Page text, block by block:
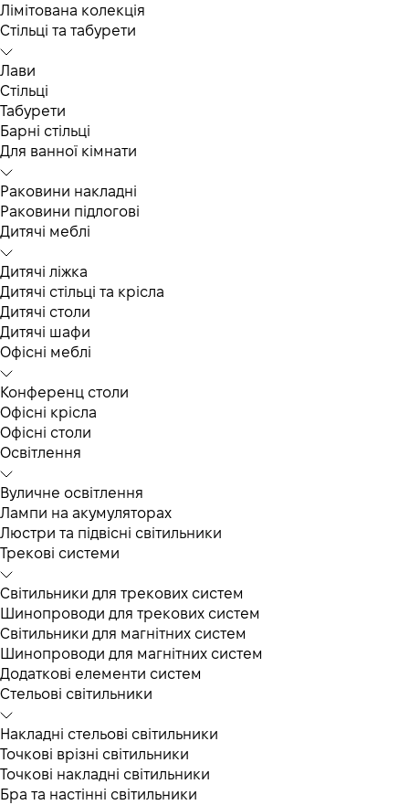
Лімітована колекція
Стільці та табурети
Лави
Стільці
Табурети
Барні стільці
Для ванної кімнати
Раковини накладні
Раковини підлогові
Дитячі меблі
Дитячі ліжка
Дитячі стільці та крісла
Дитячі столи
Дитячі шафи
Офісні меблі
Конференц столи
Офісні крісла
Офісні столи
Освітлення
Вуличне освітлення
Лампи на акумуляторах
Люстри та підвісні світильники
Трекові системи
Світильники для трекових систем
Шинопроводи для трекових систем
Світильники для магнітних систем
Шинопроводи для магнітних систем
Додаткові елементи систем
Cтельові світильники
Накладні стельові світильники
Точкові врізні світильники
Точкові накладні світильники
Бра та настінні світильники